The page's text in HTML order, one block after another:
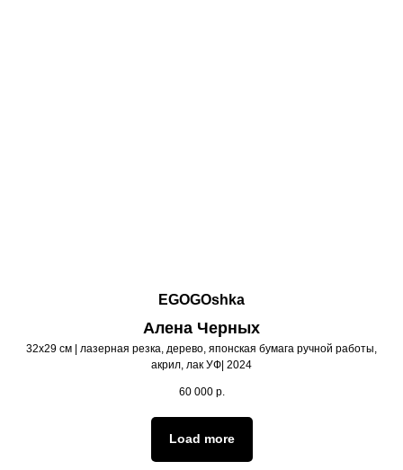
EGOGOshka
Алена Черных
32х29 см | лазерная резка, дерево, японская бумага ручной работы,
акрил, лак УФ| 2024
60 000 р.
Load more